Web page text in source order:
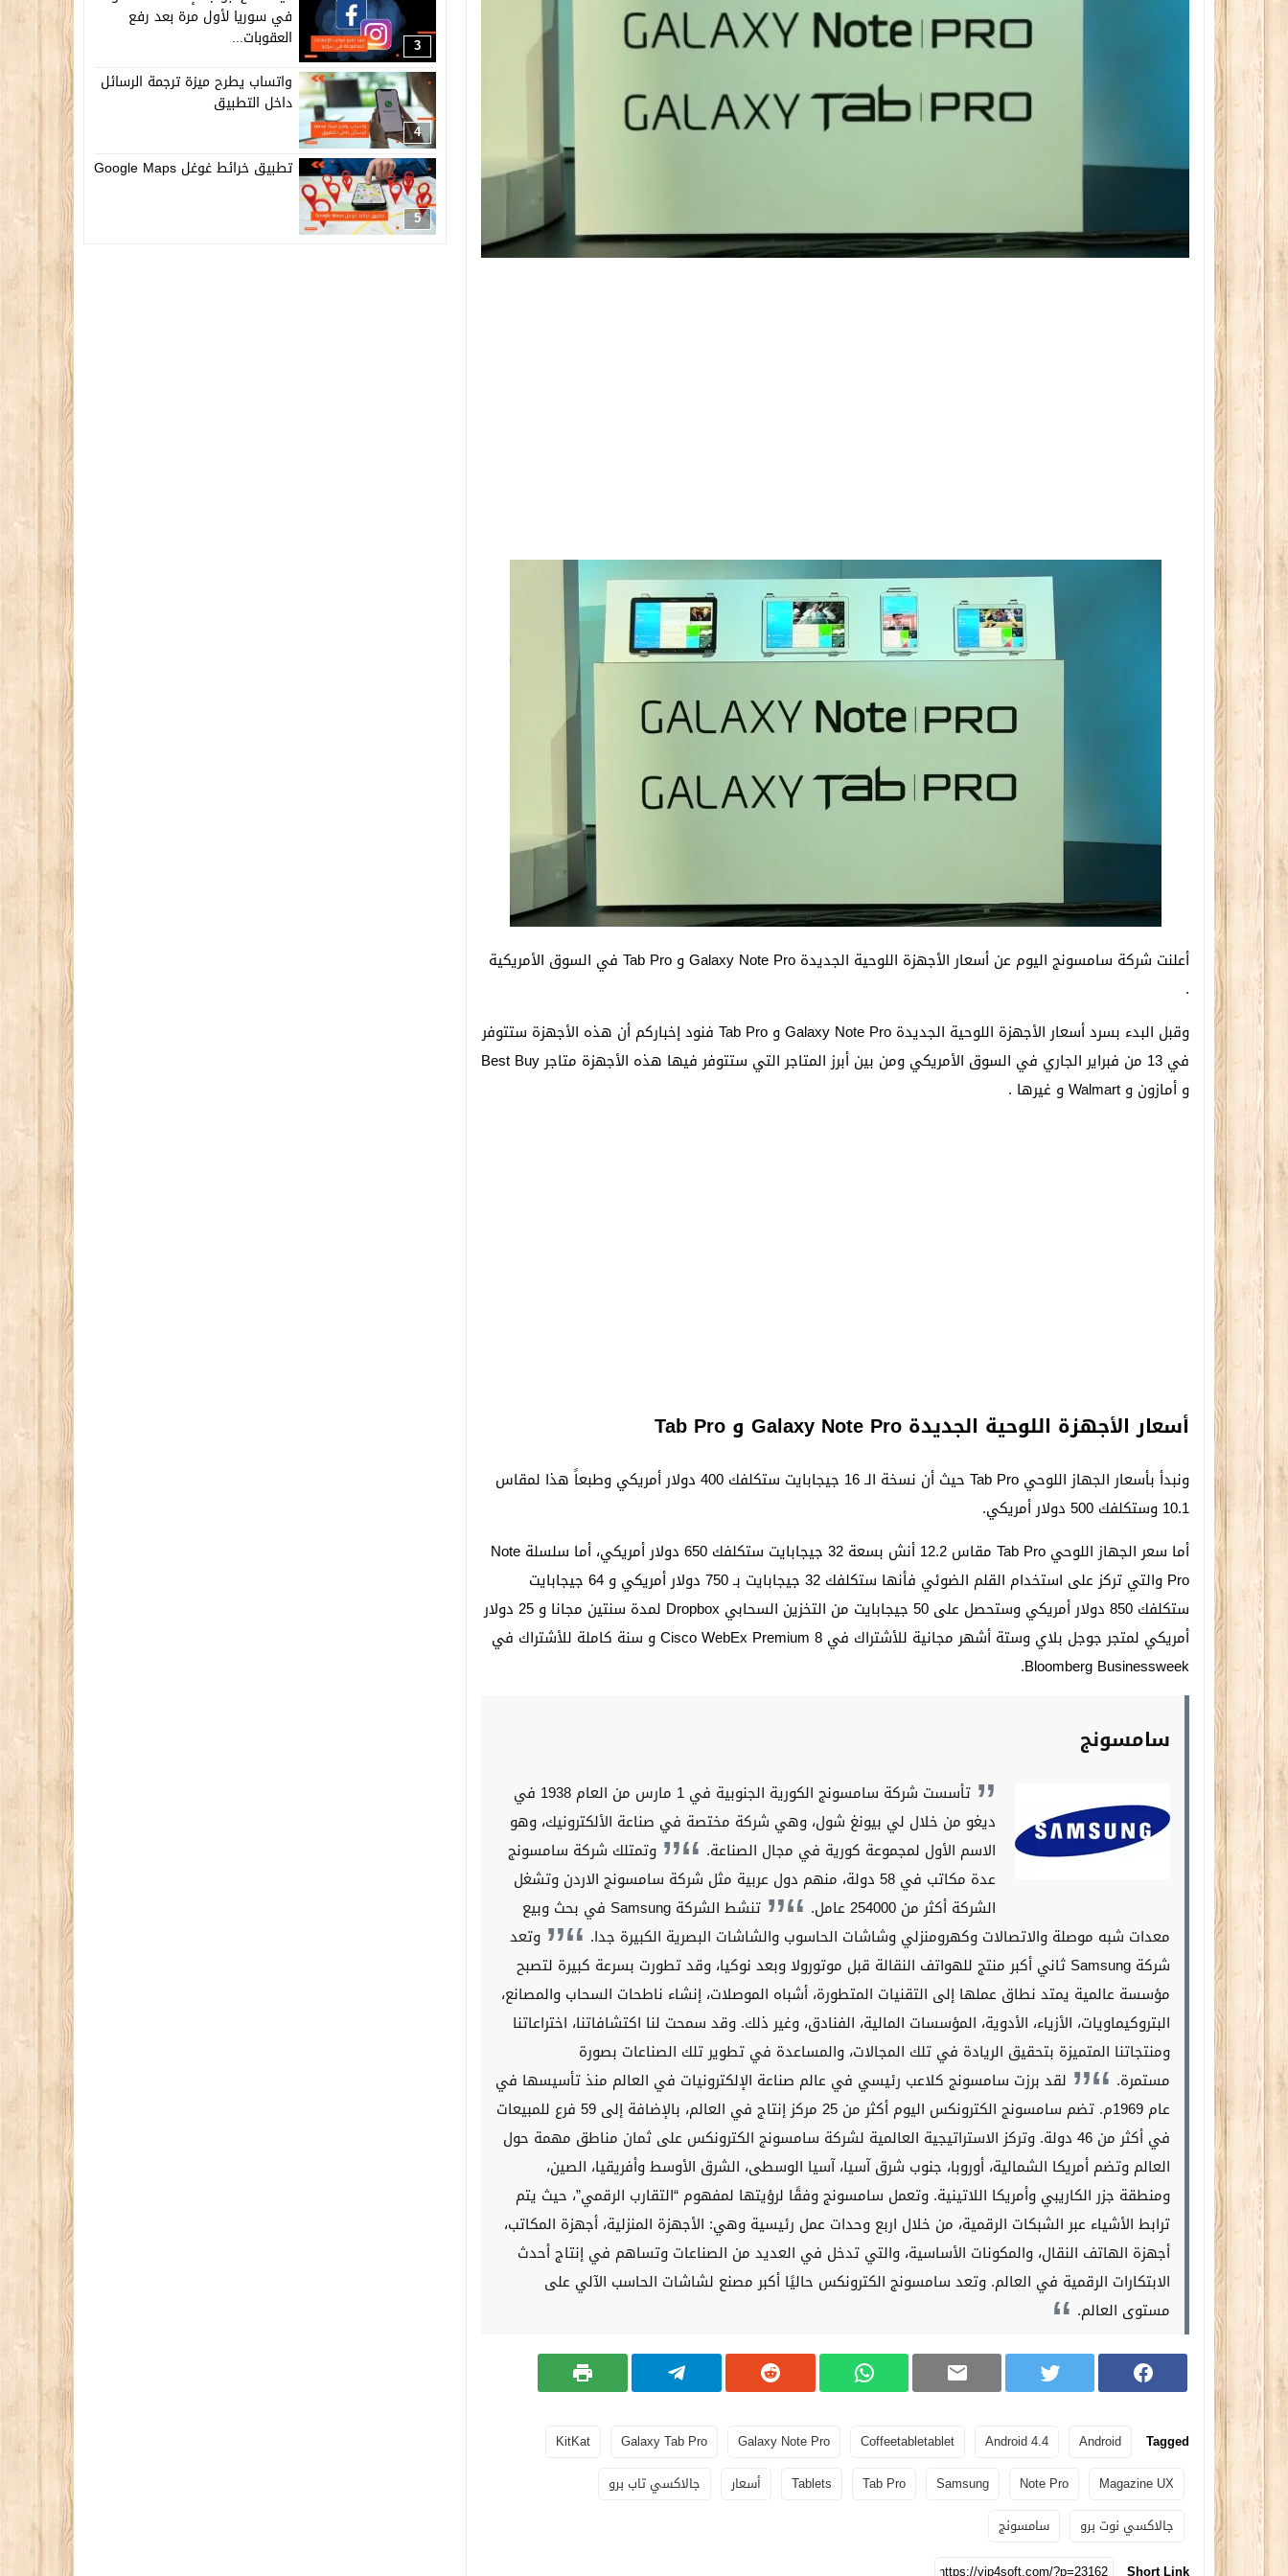
أعلنت شركة سامسونج اليوم عن أسعار الأجهزة اللوحية الجديدة Galaxy Note Pro و Tab Pro في السوق الأمريكية
.
وقبل البدء بسرد أسعار الأجهزة اللوحية الجديدة Galaxy Note Pro و Tab Pro فنود إخباركم أن هذه الأجهزة ستتوفر
في 13 من فبراير الجاري في السوق الأمريكي ومن بين أبرز المتاجر التي ستتوفر فيها هذه الأجهزة متاجر Best Buy
و أمازون و Walmart و غيرها .
أسعار الأجهزة اللوحية الجديدة Galaxy Note Pro و Tab Pro
ونبدأ بأسعار الجهاز اللوحي Tab Pro حيث أن نسخة الـ 16 جيجابايت ستكلفك 400 دولار أمريكي وطبعاً هذا لمقاس
10.1 وستكلفك 500 دولار أمريكي.
أما سعر الجهاز اللوحي Tab Pro مقاس 12.2 أنش بسعة 32 جيجابايت ستكلفك 650 دولار أمريكي، أما سلسلة Note
Pro والتي تركز على استخدام القلم الضوئي فأنها ستكلفك 32 جيجابايت بـ 750 دولار أمريكي و 64 جيجابايت
ستكلفك 850 دولار أمريكي وستحصل على 50 جيجابايت من التخزين السحابي Dropbox لمدة سنتين مجانا و 25 دولار
أمريكي لمتجر جوجل بلاي وستة أشهر مجانية للأشتراك في Cisco WebEx Premium 8 و سنة كاملة للأشتراك في
Bloomberg Businessweek.
سامسونج
تأسست شركة سامسونج الكورية الجنوبية في 1 مارس من العام 1938 في
ديغو من خلال لي بيونغ شول، وهي شركة مختصة في صناعة الألكترونيك، وهو
الاسم الأول لمجموعة كورية في مجال الصناعة.
وتمتلك شركة سامسونج
عدة مكاتب في 58 دولة، منهم دول عربية مثل شركة سامسونج الاردن وتشغل
الشركة أكثر من 254000 عامل.
تنشط الشركة Samsung في بحث وبيع
معدات شبه موصلة والاتصالات وكهرومنزلي وشاشات الحاسوب والشاشات البصرية الكبيرة جدا.
وتعد
شركة Samsung ثاني أكبر منتج للهواتف النقالة قبل موتورولا وبعد نوكيا، وقد تطورت بسرعة كبيرة لتصبح
مؤسسة عالمية يمتد نطاق عملها إلى التقنيات المتطورة، أشباه الموصلات، إنشاء ناطحات السحاب والمصانع،
البتروكيماويات، الأزياء، الأدوية، المؤسسات المالية، الفنادق، وغير ذلك. وقد سمحت لنا اكتشافاتنا، اختراعاتنا
ومنتجاتنا المتميزة بتحقيق الريادة في تلك المجالات، والمساعدة في تطوير تلك الصناعات بصورة
مستمرة.
لقد برزت سامسونج كلاعب رئيسي في عالم صناعة الإلكترونيات في العالم منذ تأسيسها في
عام 1969م. تضم سامسونج الكترونكس اليوم أكثر من 25 مركز إنتاج في العالم، بالإضافة إلى 59 فرع للمبيعات
في أكثر من 46 دولة. وتركز الاستراتيجية العالمية لشركة سامسونج الكترونكس على ثمان مناطق مهمة حول
العالم وتضم أمريكا الشمالية، أوروبا، جنوب شرق آسيا، آسيا الوسطى، الشرق الأوسط وأفريقيا، الصين،
ومنطقة جزر الكاريبي وأمريكا اللاتينية. وتعمل سامسونج وفقًا لرؤيتها لمفهوم “التقارب الرقمي”، حيث يتم
ترابط الأشياء عبر الشبكات الرقمية، من خلال اربع وحدات عمل رئيسية وهي: الأجهزة المنزلية، أجهزة المكاتب،
أجهزة الهاتف النقال، والمكونات الأساسية، والتي تدخل في العديد من الصناعات وتساهم في إنتاج أحدث
الابتكارات الرقمية في العالم. وتعد سامسونج الكترونكس حاليًا أكبر مصنع لشاشات الحاسب الآلي على
مستوى العالم.
Tagged
Android
Android 4.4
Coffeetabletablet
Galaxy Note Pro
Galaxy Tab Pro
KitKat
Magazine UX
Note Pro
Samsung
Tab Pro
Tablets أسعار
جالاكسي تاب برو
جالاكسي نوت برو
سامسونج
3
في سوريا لأول مرة بعد رفع
العقوبات...
4
واتساب يطرح ميزة ترجمة الرسائل
داخل التطبيق
5
تطبيق خرائط غوغل Google Maps